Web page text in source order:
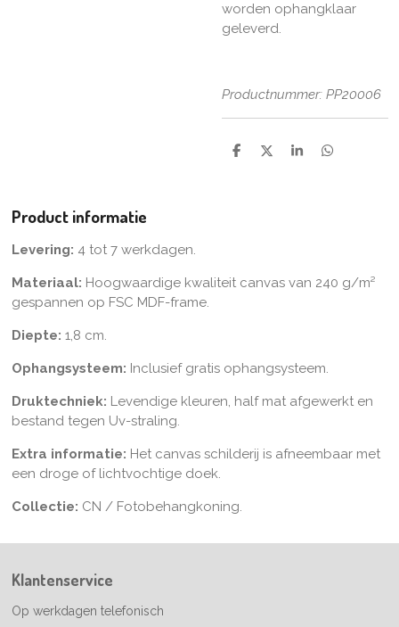
worden ophangklaar
geleverd.
Productnummer: PP20006
D
D
S
D
Product informatie
Levering: 4 tot 7 werkdagen.
Materiaal: Hoogwaardige kwaliteit canvas van 240 g/m²
gespannen op FSC MDF-frame.
Diepte: 1,8 cm.
Ophangsysteem: Inclusief gratis ophangsysteem.
Druktechniek: Levendige kleuren, half mat afgewerkt en
bestand tegen Uv-straling.
Extra informatie: Het canvas schilderij is afneembaar met
een droge of lichtvochtige doek.
Collectie: CN / Fotobehangkoning.
Klantenservice
Op werkdagen telefonisch